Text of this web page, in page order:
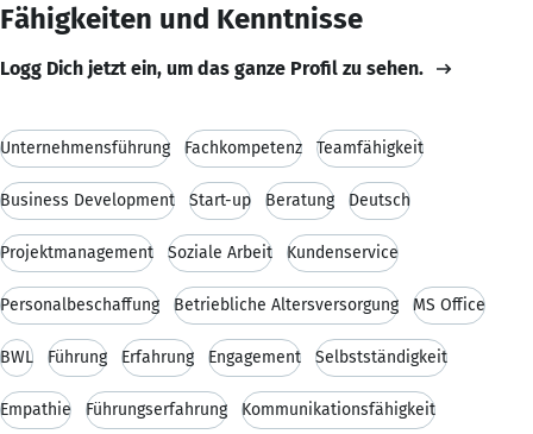
Fähigkeiten und Kenntnisse
Logg Dich jetzt ein, um das ganze Profil zu sehen.
Unternehmensführung Fachkompetenz Teamfähigkeit
Business Development Start-up Beratung Deutsch
Projektmanagement Soziale Arbeit Kundenservice
Personalbeschaffung Betriebliche Altersversorgung MS Office
BWL Führung Erfahrung Engagement Selbstständigkeit
Empathie Führungserfahrung Kommunikationsfähigkeit